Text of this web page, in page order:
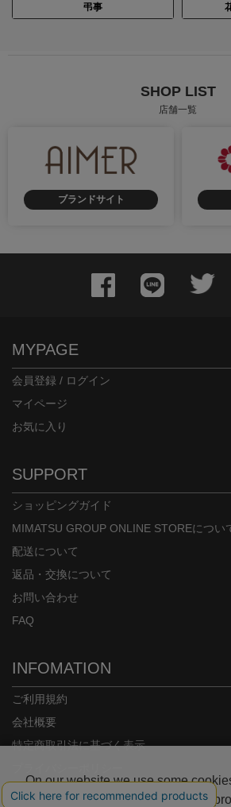
弔事
SHOP LIST
店舗一覧
ブランドサイト
MYPAGE
会員登録 / ログイン
マイページ
お気に入り
SUPPORT
ショッピングガイド
MIMATSU GROUP ONLINE STOREについ
配送について
返品・交換について
お問い合わせ
FAQ
INFOMATION
ご利用規約
会社概要
特定商取引法に基づく表示
On our website we use some
are necessary for our site to work